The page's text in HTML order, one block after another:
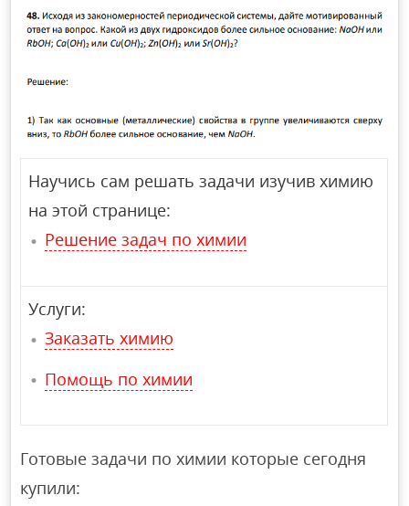
Научись сам решать задачи изучив химию
на этой странице:
Решение задач по химии
Услуги:
Заказать химию
Помощь по химии
Готовые задачи по химии которые сегодня
купили: